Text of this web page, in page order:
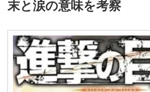
末と涙の意味を考察